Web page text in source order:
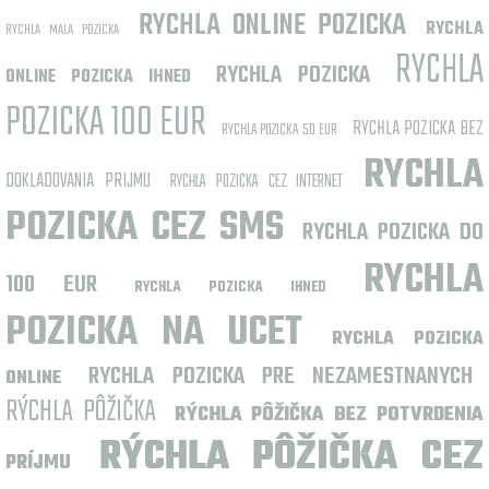
RYCHLA MALA POZICKA RYCHLA ONLINE POZICKA
RYCHLA
ONLINE POZICKA IHNED
RYCHLA POZICKA
RYCHLA
POZICKA 100 EUR
RYCHLA POZICKA 50 EUR
RYCHLA POZICKA BEZ
DOKLADOVANIA PRIJMU
RYCHLA POZICKA CEZ INTERNET
RYCHLA
POZICKA CEZ SMS RYCHLA POZICKA DO
100 EUR
RYCHLA POZICKA IHNED
RYCHLA
POZICKA NA UCET
RYCHLA POZICKA
ONLINE
RYCHLA POZICKA PRE NEZAMESTNANYCH
RÝCHLA PÔŽIČKA
RÝCHLA PÔŽIČKA BEZ POTVRDENIA
PRÍJMU
RÝCHLA PÔŽIČKA CEZ